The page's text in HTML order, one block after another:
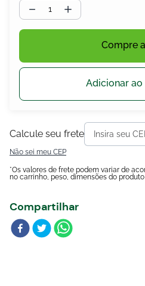
＋
－
Compre
Adicionar ao
Calcule seu frete
Não sei meu CEP
*Os valores de frete podem variar de
no carrinho, peso, dimensões do
Compartilhar
Blog